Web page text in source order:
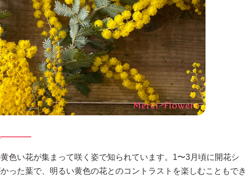
色い花が集まって咲く姿で知られています。1〜3月頃に開花シ
った葉で、明るい黄色の花とのコントラストを楽しむこともでき